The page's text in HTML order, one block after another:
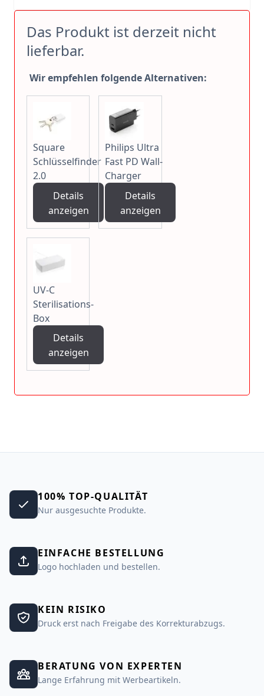
Das Produkt ist derzeit nicht
lieferbar.
Wir empfehlen folgende Alternativen:
Square
Schlüsselfinder
2.0
Details
anzeigen
Philips Ultra
Fast PD Wall-
Charger
Details
anzeigen
UV-C
Sterilisations-
Box
Details
anzeigen
100% TOP-QUALITÄT
Nur ausgesuchte Produkte.
EINFACHE BESTELLUNG
Logo hochladen und bestellen.
KEIN RISIKO
Druck erst nach Freigabe des Korrekturabzugs.
BERATUNG VON EXPERTEN
Lange Erfahrung mit Werbeartikeln.